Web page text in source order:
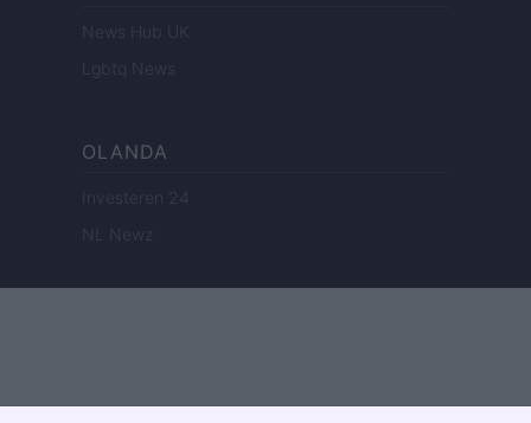
News Hub UK
Lgbtq News
OLANDA
Investeren 24
NL Newz